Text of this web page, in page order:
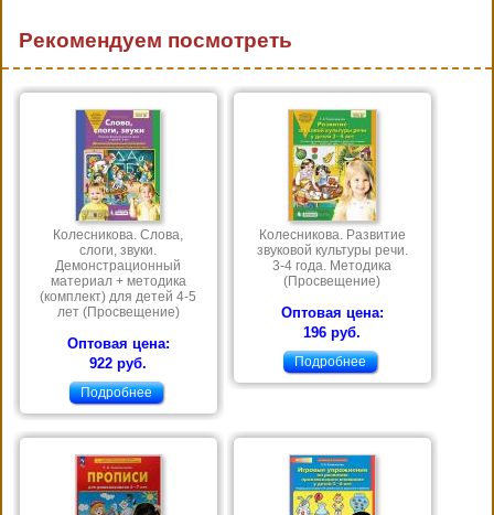
Рекомендуем посмотреть
Колесникова. Слова,
слоги, звуки.
Демонстрационный
материал + методика
(комплект) для детей 4-5
лет (Просвещение)
Оптовая цена:
922 руб.
Подробнее
Колесникова. Развитие
звуковой культуры речи.
3-4 года. Методика
(Просвещение)
Оптовая цена:
196 руб.
Подробнее